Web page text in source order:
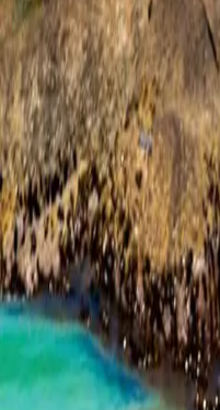
WhatsApp Skakel nou